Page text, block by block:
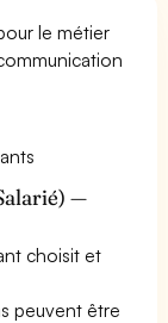
le métier
—
choisit et
peuvent être